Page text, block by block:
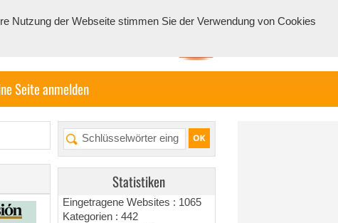
Seite anmelden
Statistiken
Eingetragene Websites : 1065
Kategorien : 442
Nutzung der Webseite stimmen Sie der Verwendung von Cookies